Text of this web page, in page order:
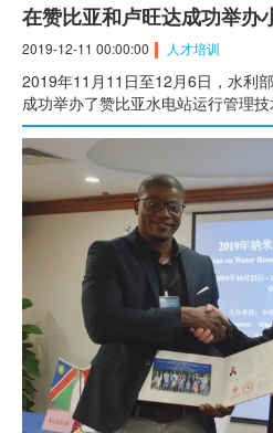
在赞比亚和卢旺达成功举办
2019-12-11 00:00:00 人才培训
2019年11月11日至12月6日，水利
成功举办了赞比亚水电站运行管理技